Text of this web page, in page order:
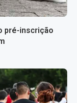
pré-inscrição